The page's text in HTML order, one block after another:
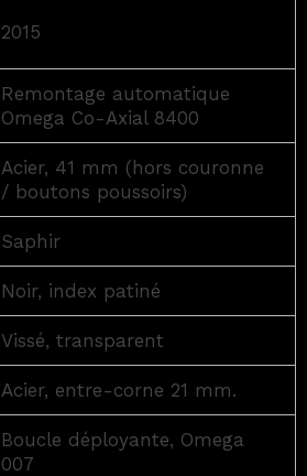
2015
Remontage automatique
Omega Co-Axial 8400
Acier, 41 mm (hors couronne
/ boutons poussoirs)
Saphir
Noir, index patiné
Vissé, transparent
Acier, entre-corne 21 mm.
Boucle déployante, Omega
007